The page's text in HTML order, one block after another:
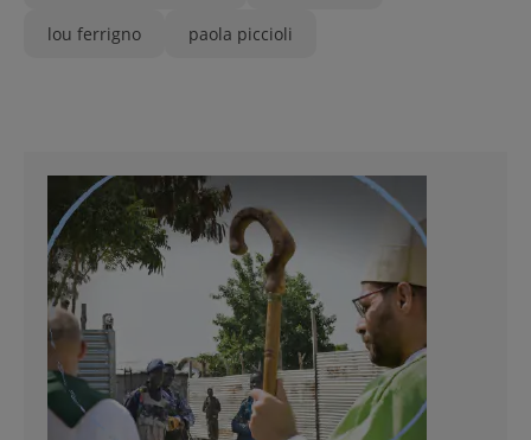
lou ferrigno paola piccioli